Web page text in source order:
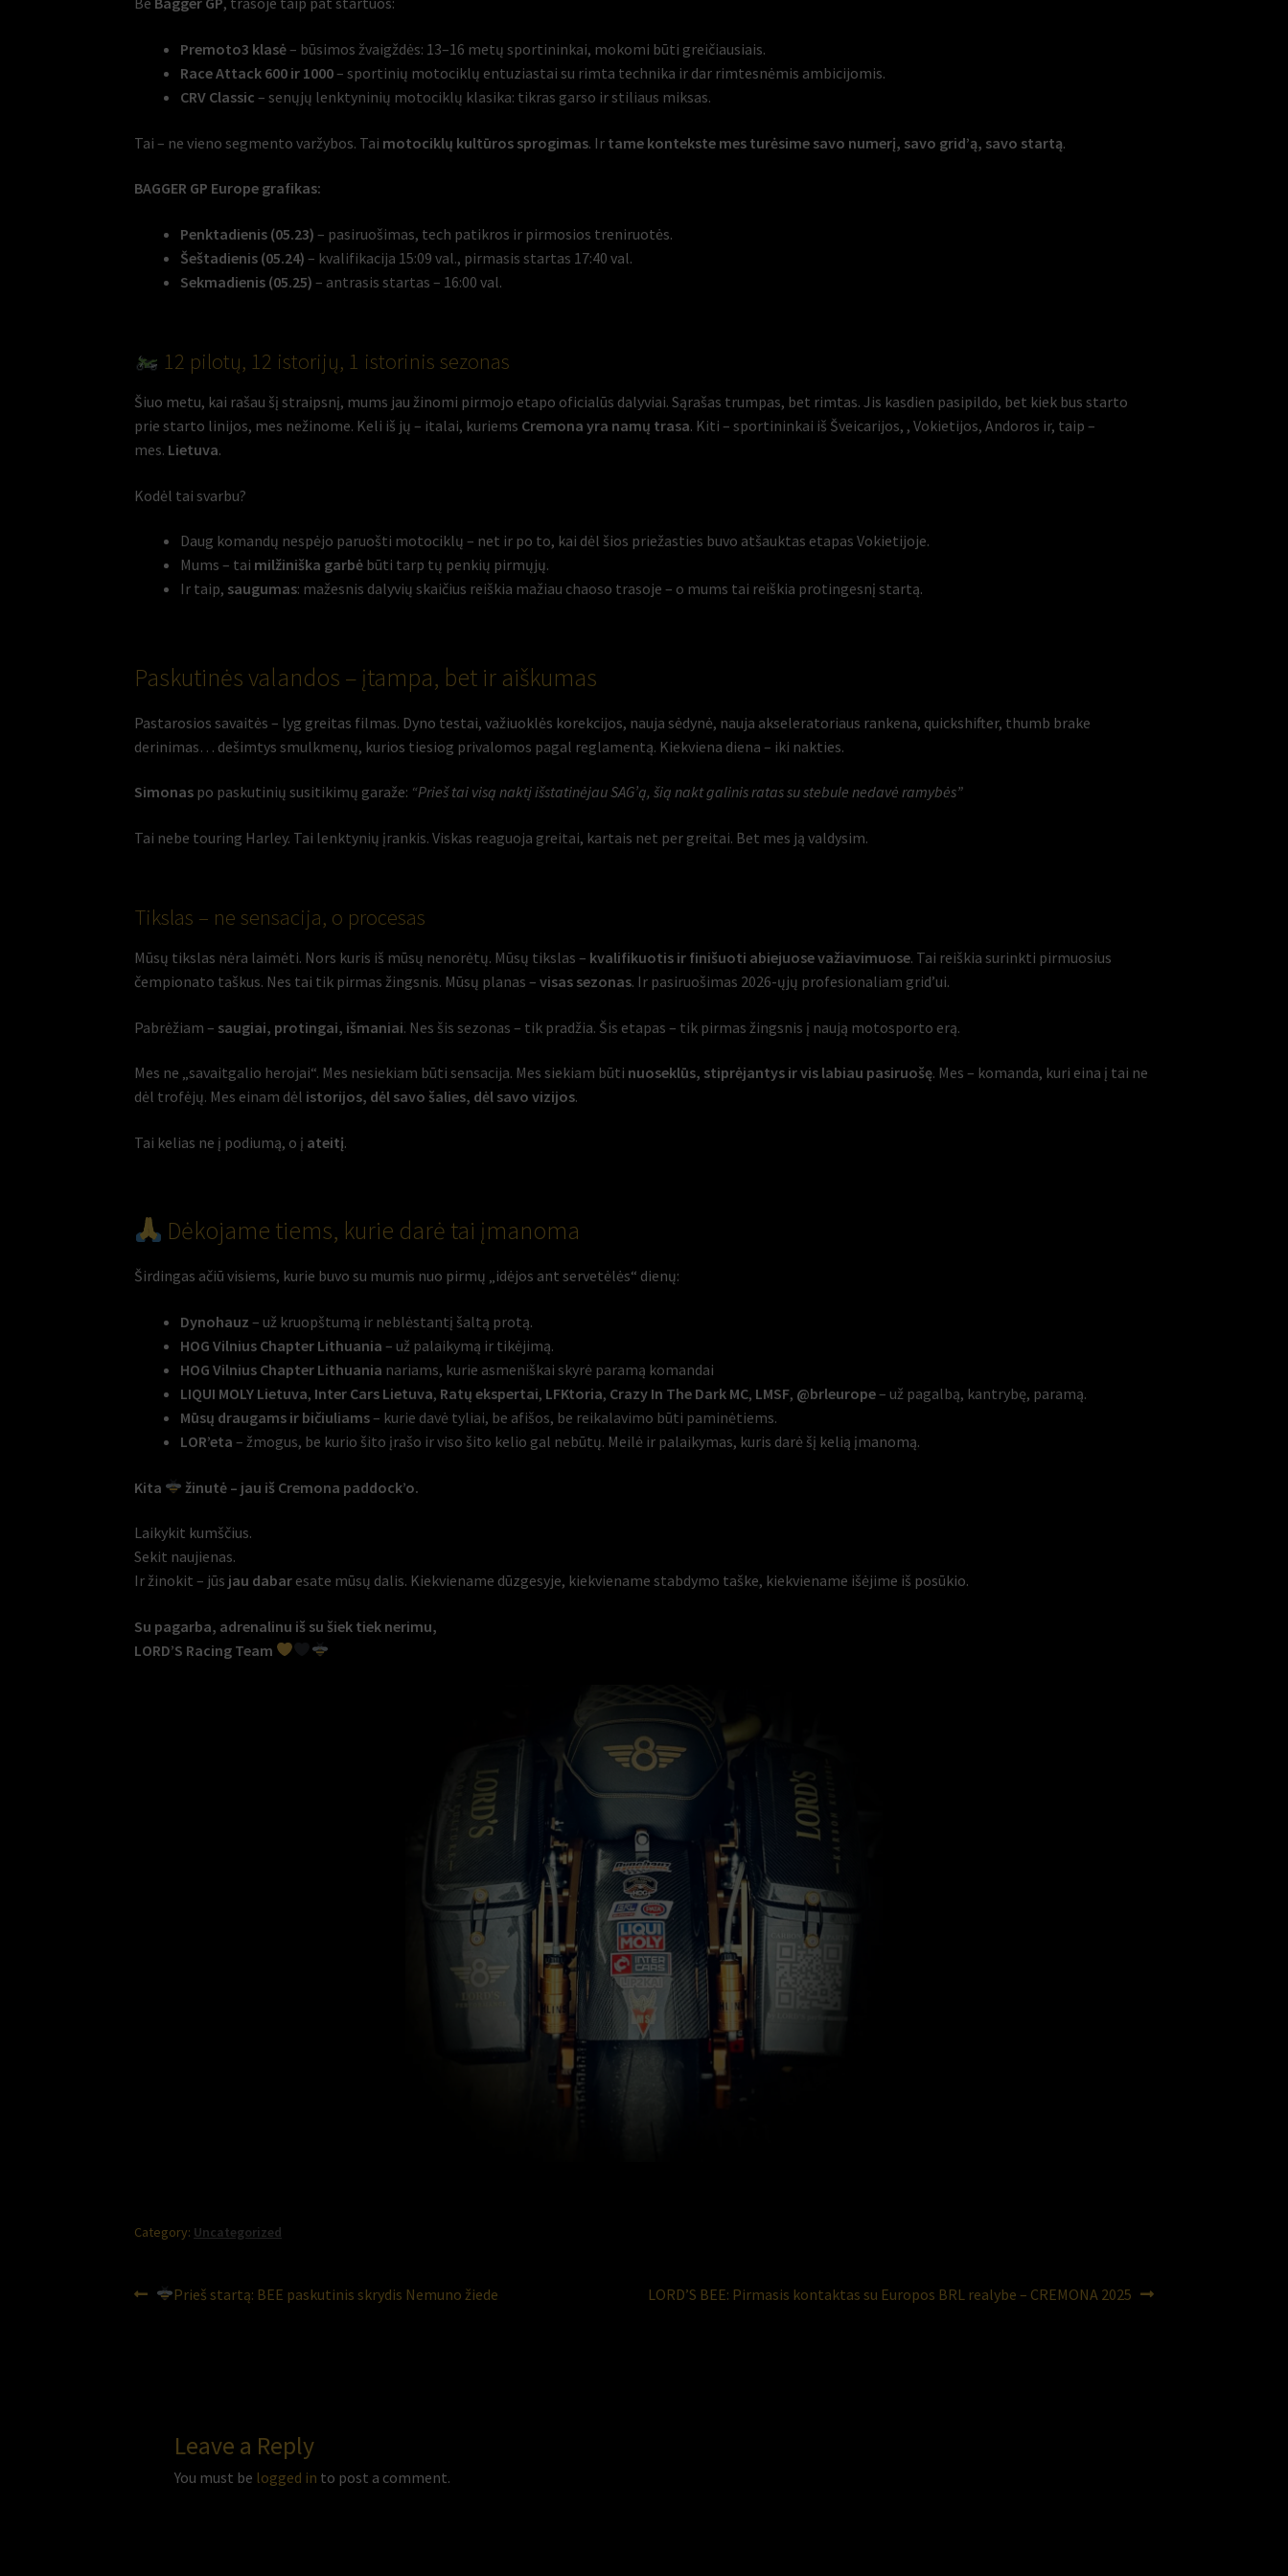
Premoto3 klasė– būsimos žvaigždės: 13–16 metų sportininkai, mokomi būti greičiausiais.
Race Attack 600 ir 1000– sportinių motociklų entuziastai su rimta technika ir dar rimtesnėmis ambicijomis.
CRV Classic – senųjų lenktyninių motociklų klasika: tikras garso ir stiliaus miksas.
Tai – ne vieno segmento varžybos. Tai motociklų kultūros sprogimas. Ir tame kontekste mes turėsime savo numerį, savo grid’ą, savo startą.
BAGGER GP Europe grafikas:
Penktadienis (05.23) – pasiruošimas, tech patikros ir pirmosios treniruotės.
Šeštadienis (05.24) – kvalifikacija 15:09 val., pirmasis startas 17:40 val.
Sekmadienis (05.25) – antrasis startas – 16:00 val.
12 pilotų, 12 istorijų, 1 istorinis sezonas
Šiuo metu, kai rašau šį straipsnį, mums jau žinomi pirmojo etapo oficialūs dalyviai. Sąrašas trumpas, bet rimtas. Jis kasdien pasipildo, bet kiek bus starto
prie starto linijos, mes nežinome. Keli iš jų – italai, kuriems Cremona yra namų trasa. Kiti – sportininkai iš Šveicarijos, , Vokietijos, Andoros ir, taip –
mes. Lietuva.
Kodėl tai svarbu?
Daug komandų nespėjo paruošti motociklų – net ir po to, kai dėl šios priežasties buvo atšauktas etapas Vokietijoje.
Mums – tai milžiniška garbė būti tarp tų penkių pirmųjų.
Ir taip, saugumas: mažesnis dalyvių skaičius reiškia mažiau chaoso trasoje – o mums tai reiškia protingesnį startą.
Paskutinės valandos – įtampa, bet ir aiškumas
Pastarosios savaitės – lyg greitas filmas. Dyno testai, važiuoklės korekcijos, nauja sėdynė, nauja akseleratoriaus rankena, quickshifter, thumb brake
derinimas… dešimtys smulkmenų, kurios tiesiog privalomos pagal reglamentą. Kiekviena diena – iki nakties.
Simonas po paskutinių susitikimų garaže: “Prieš tai visą naktį išstatinėjau SAG’ą, šią nakt galinis ratas su stebule nedavė ramybės”
Tai nebe touring Harley. Tai lenktynių įrankis. Viskas reaguoja greitai, kartais net per greitai. Bet mes ją valdysim.
Tikslas – ne sensacija, o procesas
Mūsų tikslas nėra laimėti. Nors kuris iš mūsų nenorėtų. Mūsų tikslas – kvalifikuotis ir finišuoti abiejuose važiavimuose. Tai reiškia surinkti pirmuosius
čempionato taškus. Nes tai tik pirmas žingsnis. Mūsų planas –visas sezonas. Ir pasiruošimas 2026-ųjų profesionaliam grid’ui.
Pabrėžiam – saugiai, protingai, išmaniai. Nes šis sezonas – tik pradžia. Šis etapas – tik pirmas žingsnis į naują motosporto erą.
Mes ne „savaitgalio herojai“. Mes nesiekiam būti sensacija. Mes siekiam būti nuoseklūs, stiprėjantys ir vis labiau pasiruošę. Mes – komanda, kuri eina į tai ne
dėl trofėjų. Mes einam dėl istorijos, dėl savo šalies, dėl savo vizijos.
Tai kelias ne į podiumą, o į ateitį.
Dėkojame tiems, kurie darė tai įmanoma
Širdingas ačiū visiems, kurie buvo su mumis nuo pirmų „idėjos ant servetėlės“ dienų:
Dynohauz – už kruopštumą ir neblėstantį šaltą protą.
HOG Vilnius Chapter Lithuania – už palaikymą ir tikėjimą.
HOG Vilnius Chapter Lithuania nariams, kurie asmeniškai skyrė paramą komandai
LIQUI MOLY Lietuva, Inter Cars Lietuva, Ratų ekspertai, LFKtoria, Crazy In The Dark MC, LMSF, @brleurope– už pagalbą, kantrybę, paramą.
Mūsų draugams ir bičiuliams– kurie davė tyliai, be afišos, be reikalavimo būti paminėtiems.
LOR’eta – žmogus, be kurio šito įrašo ir viso šito kelio gal nebūtų. Meilė ir palaikymas, kuris darė šį kelią įmanomą.
Kita žinutė – jau iš Cremona paddock’o.
Laikykit kumščius.
Sekit naujienas.
Ir žinokit – jūs jau dabar esate mūsų dalis. Kiekviename dūzgesyje, kiekviename stabdymo taške, kiekviename išėjime iš posūkio.
Su pagarba, adrenalinu iš su šiek tiek nerimu,
LORD’S Racing Team
Category: Uncategorized
Post
Previous
Prieš startą: BEE paskutinis skrydis Nemuno žiede
Next
LORD’S BEE: Pirmasis kontaktas su Europos BRL realybe – CREMONA 2025
Leave a Reply
You must be logged in to post a comment.